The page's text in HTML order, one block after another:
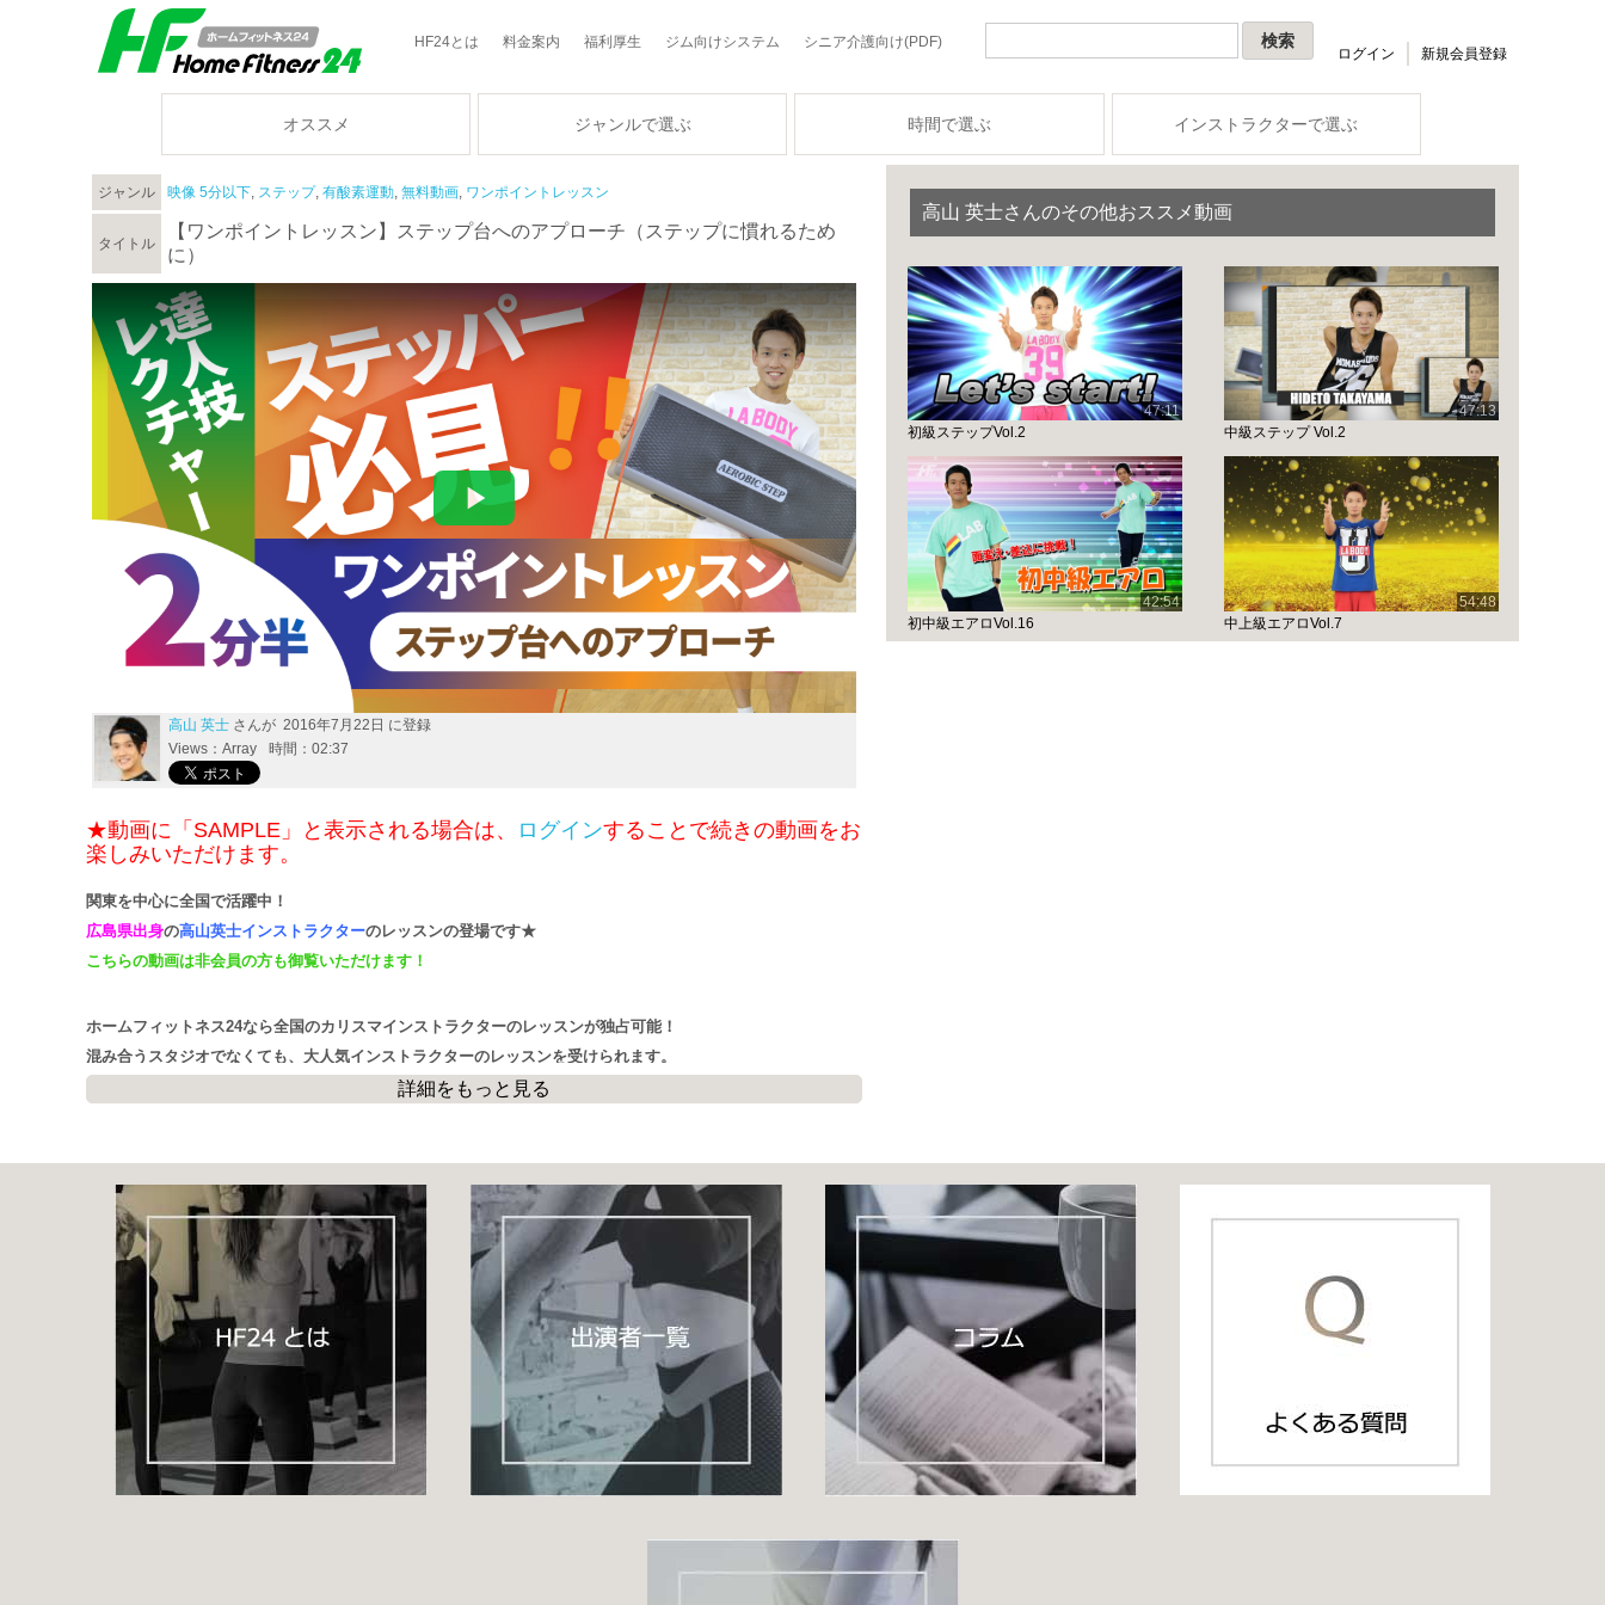
HF24とは 料金案内 福利厚生 ジム向けシステム シニア介護向け(PDF)
ログイン 新規会員登録
オススメ ジャンルで選ぶ 時間で選ぶ インストラクターで選ぶ
ジャンル 映像 5分以下, ステップ, 有酸素運動, 無料動画, ワンポイントレッスン
タイトル
【ワンポイントレッスン】ステップ台へのアプローチ（ステップに慣れるため
に）
高山 英士 さんが 2016年7月22日 に登録
Views：Array
時間：02:37
★動画に「SAMPLE」と表示される場合は、 ログインすることで続きの動画をお
楽しみいただけます。
関東を中心に全国で活躍中！
広島県出身の高山英士インストラクターのレッスンの登場です★
こちらの動画は非会員の方も御覧いただけます！
ホームフィットネス24なら全国のカリスマインストラクターのレッスンが独占可能！
混み合うスタジオでなくても、大人気インストラクターのレッスンを受けられます。
どちらの足を踏み上げるかわからなくなってしまう
」
という初心者の方へ向けてステップ台へのアプローチ方法を解説します。
ストンプ動作でどちらの足から踏み上げるかわからなくならない方法
も解説されています。
ステップに慣れるために、こちらの動画を是非ご覧下さい！
☆高山英士インストラクターのワンポイントレッスン☆
ステップ台へのアプローチ
http://home-fitness24.jp/3183
※現在表示中
☆小谷真弓インストラクターのワンポイントレッスン☆
安定したステップを行うために
http://home-fitness24.jp/2084
☆こちらもオススメ☆
詳細をもっと見る
高山 英士さんのその他おススメ動画
47:11
初級ステップVol.2
47:13
中級ステップ Vol.2
42:54
初中級エアロVol.16
54:48
中上級エアロVol.7